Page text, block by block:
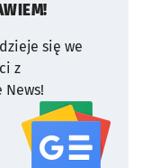
się we
z
News!
serwisu